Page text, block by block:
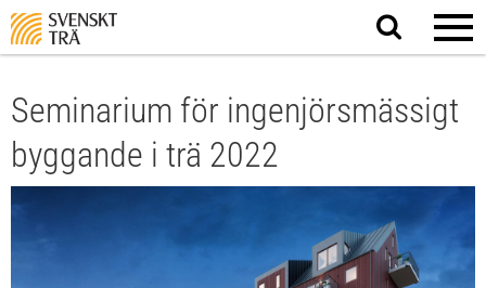
Sök
på
Seminarium för ingenjörsmässigt
byggande i trä 2022